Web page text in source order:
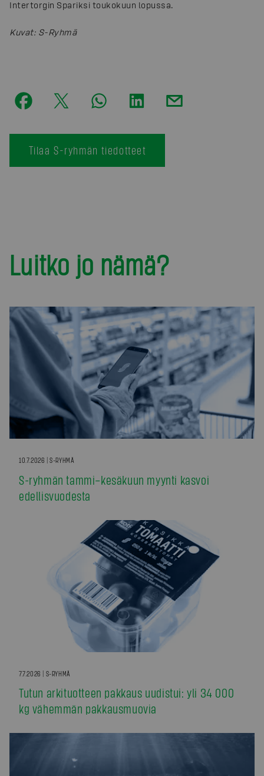
Intertorgin Spariksi toukokuun lopussa.
Kuvat: S-Ryhmä
Tilaa S-ryhmän tiedotteet
Luitko jo nämä?
10.7.2026 | S-RYHMÄ
S-ryhmän tammi–kesäkuun myynti kasvoi
edellisvuodesta
7.7.2026 | S-RYHMÄ
Tutun arkituotteen pakkaus uudistui: yli 34 000
kg vähemmän pakkausmuovia